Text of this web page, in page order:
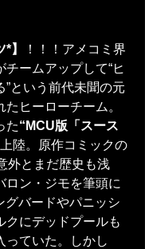
】
！！！アメコミ界
ームアップして“ヒ
”という前代未聞の元
ヒーローチーム。
た“MCU版「スース
陸。原作コミックの
外とまだ歴史も浅
ロン・ジモを筆頭に
グバードやパニッシ
クにデッドプールも
っていた。しかし